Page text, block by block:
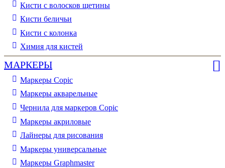
Кисти с волосков щетины
Кисти беличьи
Кисти с колонка
Химия для кистей
МАРКЕРЫ
Маркеры Copic
Маркеры акварельные
Чернила для маркеров Copic
Маркеры акриловые
Лайнеры для рисования
Маркеры универсальные
Маркеры Graphmaster